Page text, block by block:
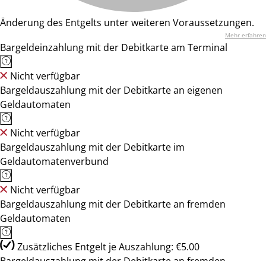
Änderung des Entgelts unter weiteren Voraussetzungen.
Mehr erfahren
Bargeldeinzahlung mit der Debitkarte am Terminal
Nicht verfügbar
Bargeldauszahlung mit der Debitkarte an eigenen
Geldautomaten
Nicht verfügbar
Bargeldauszahlung mit der Debitkarte im
Geldautomatenverbund
Nicht verfügbar
Bargeldauszahlung mit der Debitkarte an fremden
Geldautomaten
Zusätzliches Entgelt je Auszahlung: €5.00